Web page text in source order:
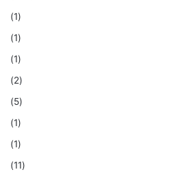
(1)
(1)
(1)
(2)
(5)
(1)
(1)
(11)